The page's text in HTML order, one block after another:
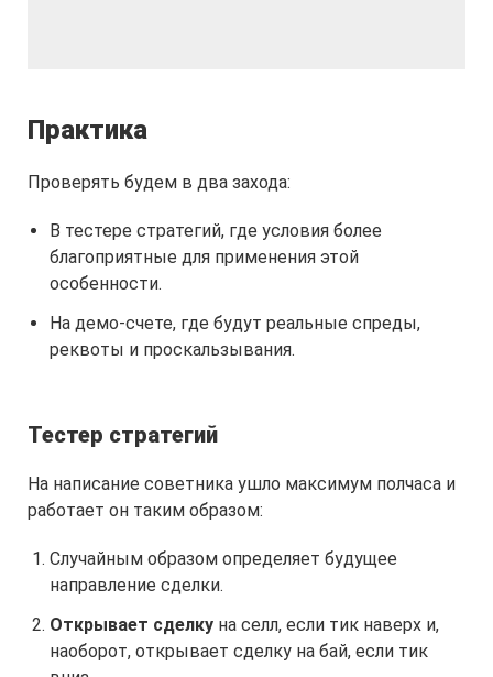
Практика
Проверять будем в два захода:
В тестере стратегий, где условия более
благоприятные для применения этой
особенности.
На демо-счете, где будут реальные спреды,
реквоты и проскальзывания.
Тестер стратегий
На написание советника ушло максимум полчаса и
работает он таким образом:
Случайным образом определяет будущее
направление сделки.
Открывает сделку на селл, если тик наверх и,
наоборот, открывает сделку на бай, если тик